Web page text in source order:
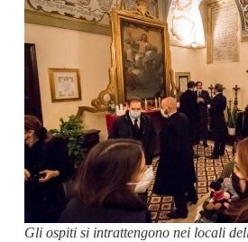
Gli ospiti si intrattengono nei locali